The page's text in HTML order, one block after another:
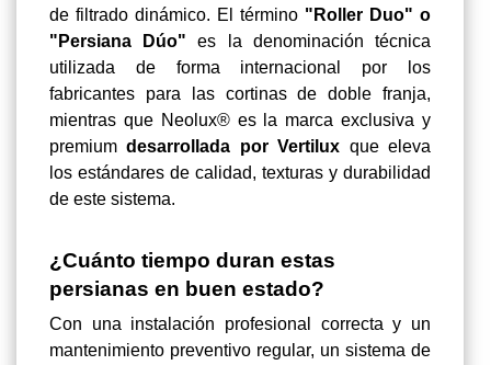
de filtrado dinámico. El término "Roller Duo" o
"Persiana Dúo"es la denominación técnica
utilizada de forma internacional por los
fabricantes para las cortinas de doble franja,
mientras que Neolux® es la marca exclusiva y
premiumdesarrollada por Vertilux que eleva
los estándares de calidad, texturas y durabilidad
de este sistema.
¿Cuánto tiempo duran estas
persianas en buen estado?
Con una instalación profesional correcta y un
mantenimiento preventivo regular, un sistema de